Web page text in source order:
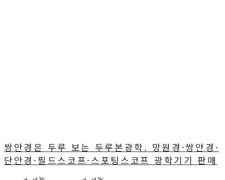
쌍안경은 두루 보는 두루본광학. 망원경·쌍안경·
단안경·필드스코프·스포팅스코프 광학기기 판매